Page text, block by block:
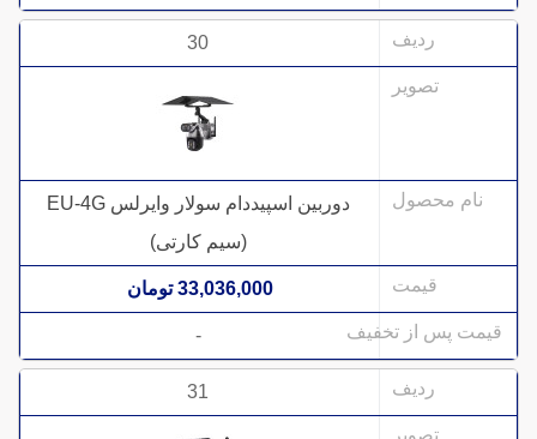
30
دوربین اسپیددام سولار وایرلس EU-4G
(سیم کارتی)
33,036,000 تومان
-
31